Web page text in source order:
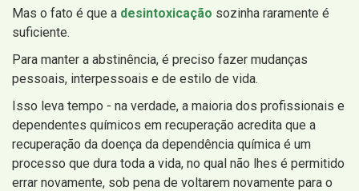
Mas o fato é que a desintoxicação sozinha raramente é
suficiente.
Para manter a abstinência, é preciso fazer mudanças
pessoais, interpessoais e de estilo de vida.
Isso leva tempo - na verdade, a maioria dos profissionais e
dependentes químicos em recuperação acredita que a
recuperação da doença da dependência química é um
processo que dura toda a vida, no qual não lhes é permitido
errar novamente, sob pena de voltarem novamente para o